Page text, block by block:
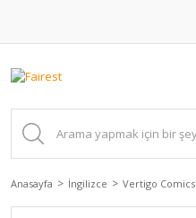
Anasayfa İngilizce Vertigo Comics